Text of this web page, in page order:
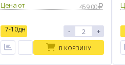
Цена от 459.00
7-10дн - +
В КОРЗИНУ